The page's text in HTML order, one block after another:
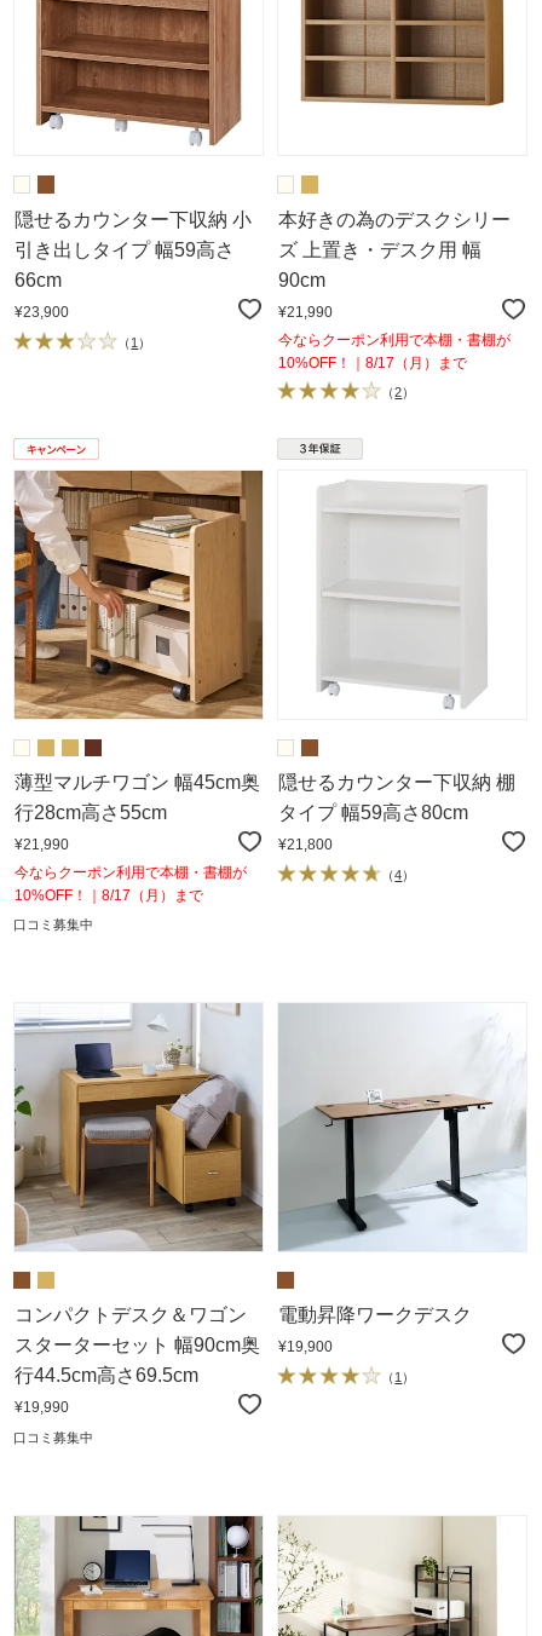
隠せるカウンター下収納 小
引き出しタイプ 幅59高さ
66cm
¥23,900
（ 1 ）
本好きの為のデスクシリー
ズ 上置き・デスク用 幅
90cm
¥21,990
今ならクーポン利用で本棚・書棚が
10%OFF！｜8/17（月）まで
（2）
薄型マルチワゴン 幅45cm奥
行28cm高さ55cm
¥21,990
今ならクーポン利用で本棚・書棚が
10%OFF！｜8/17（月）まで
口コミ募集中
隠せるカウンター下収納 棚
タイプ 幅59高さ80cm
¥21,800
（4）
コンパクトデスク＆ワゴン
スターターセット 幅90cm奥
行44.5cm高さ69.5cm
¥19,990
口コミ募集中
電動昇降ワークデスク
¥19,900
（ 1 ）